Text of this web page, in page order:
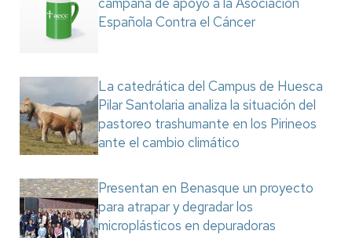
Española Contra el Cáncer
La catedrática del Campus de Huesca
Pilar Santolaria analiza la situación del
pastoreo trashumante en los Pirineos
ante el cambio climático
Presentan en Benasque un proyecto
para atrapar y degradar los
microplásticos en depuradoras